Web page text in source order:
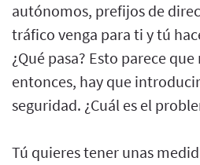
autónomos, prefijos de
tráfico venga para ti y tú
¿Qué pasa? Esto parece
entonces, hay que
seguridad. ¿Cuál es el
Tú quieres tener unas